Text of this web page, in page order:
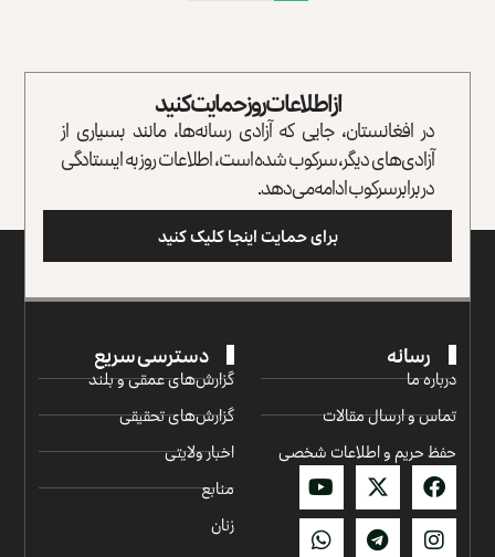
از اطلاعات روز حمایت کنید
در افغانستان، جایی که آزادی رسانه‌ها، مانند بسیاری از
آزادی‌های دیگر، سرکوب شده است، اطلاعات روز به ایستادگی
در برابر سرکوب ادامه می‌دهد.
برای حمایت اینجا کلیک کنید
رسانه
درباره ما
تماس و ارسال مقالات
حفظ حریم و اطلاعات شخصی
دسترسی سریع
گزارش‌‌های عمقی و بلند
گزارش‌های تحقیقی
اخبار ولایتی
منابع
زنان